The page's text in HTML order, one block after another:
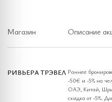
Магазин Описание
РИВЬЕРА ТРЭВЕЛ Раннее
-50€ и -5% на
ОАЭ, Китай,
скидка от -5%.